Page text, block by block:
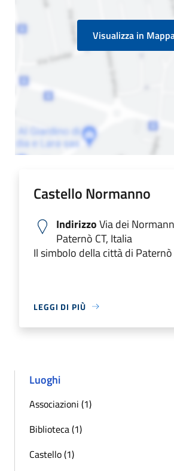
Visualizza in
Castello Normanno
IndirizzoVia dei
Paternò CT, Italia
Il simbolo della città di Paternò
LEGGI DI PIÙ
Luoghi
Associazioni (1)
Biblioteca (1)
Castello (1)